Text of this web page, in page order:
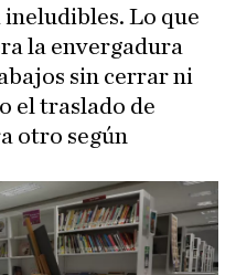
ineludibles. Lo que
la envergadura
sin cerrar ni
el traslado de
otro según